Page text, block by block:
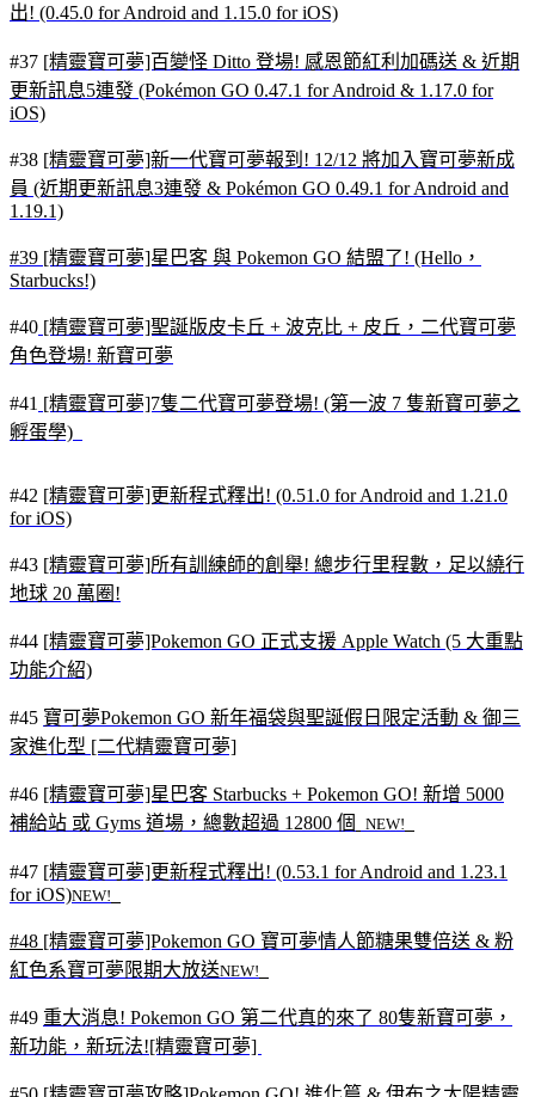
出! (0.45.0 for Android and 1.15.0 for iOS)
#37 [精靈寶可夢]百變怪 Ditto 登場! 感恩節紅利加碼送 & 近期
更新訊息5連發 (Pokémon GO 0.47.1 for Android & 1.17.0 for
iOS)
#38 [精靈寶可夢]新一代寶可夢報到! 12/12 將加入寶可夢新成
員 (近期更新訊息3連發 & Pokémon GO 0.49.1 for Android and
1.19.1)
#39 [精靈寶可夢]星巴客 與 Pokemon GO 結盟了! (Hello，
Starbucks!)
#40 [精靈寶可夢]聖誕版皮卡丘 + 波克比 + 皮丘，二代寶可夢
角色登場! 新寶可夢
#41 [精靈寶可夢]7隻二代寶可夢登場! (第一波 7 隻新寶可夢之
孵蛋學)
#42 [精靈寶可夢]更新程式釋出! (0.51.0 for Android and 1.21.0
for iOS)
#43 [精靈寶可夢]所有訓練師的創舉! 總步行里程數，足以繞行
地球 20 萬圈!
#44 [精靈寶可夢]Pokemon GO 正式支援 Apple Watch (5 大重點
功能介紹)
#45 寶可夢Pokemon GO 新年福袋與聖誕假日限定活動 & 御三
家進化型 [二代精靈寶可夢]
#46 [精靈寶可夢]星巴客 Starbucks + Pokemon GO! 新增 5000
補給站 或 Gyms 道場，總數超過 12800 個
NEW!
#47 [精靈寶可夢]更新程式釋出! (0.53.1 for Android and 1.23.1
for iOS)NEW!
#48 [精靈寶可夢]Pokemon GO 寶可夢情人節糖果雙倍送 & 粉
紅色系寶可夢限期大放送NEW!
#49 重大消息! Pokemon GO 第二代真的來了 80隻新寶可夢，
新功能，新玩法![精靈寶可夢]